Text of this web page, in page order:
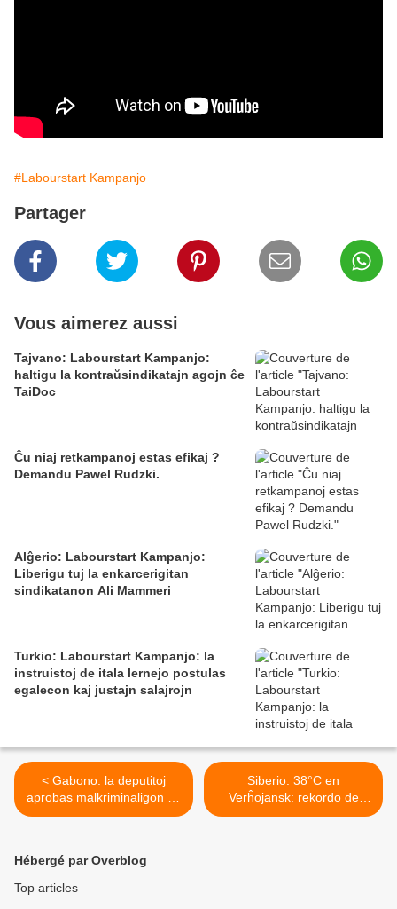
#Labourstart Kampanjo
Partager
Vous aimerez aussi
Tajvano: Labourstart Kampanjo:
haltigu la kontraŭsindikatajn agojn ĉe
TaiDoc
Ĉu niaj retkampanoj estas efikaj ?
Demandu Pawel Rudzki.
Alĝerio: Labourstart Kampanjo:
Liberigu tuj la enkarcerigitan
sindikatanon Ali Mammeri
Turkio: Labourstart Kampanjo: la
instruistoj de itala lernejo postulas
egalecon kaj justajn salajrojn
< Gabono: la deputitoj
aprobas malkriminaligon de
samseksemo
Siberio: 38°C en
Verĥojansk: rekordo de
varmo en Arkto >
Hébergé par Overblog
Top articles